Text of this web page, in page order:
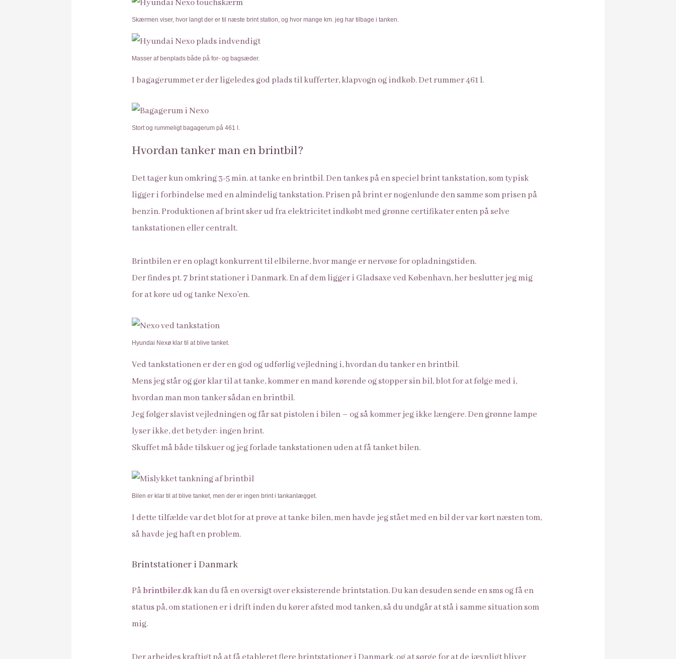
Skærmen viser, hvor langt der er til næste brint station, og hvor mange km. jeg har tilbage i tanken.
Masser af benplads både på for- og bagsæder.
I bagagerummet er der ligeledes god plads til kufferter, klapvogn og indkøb. Det rummer 461 l.
Stort og rummeligt bagagerum på 461 l.
Hvordan tanker man en brintbil?
Det tager kun omkring 3-5 min. at tanke en brintbil. Den tankes på en speciel brint tankstation, som typisk
ligger i forbindelse med en almindelig tankstation. Prisen på brint er nogenlunde den samme som prisen på
benzin. Produktionen af brint sker ud fra elektricitet indkøbt med grønne certifikater enten på selve
tankstationen eller centralt.
Brintbilen er en oplagt konkurrent til elbilerne, hvor mange er nervøse for opladningstiden.
Der findes pt. 7 brint stationer i Danmark. En af dem ligger i Gladsaxe ved København, her beslutter jeg mig
for at køre ud og tanke Nexo’en.
Hyundai Nexø klar til at blive tanket.
Ved tankstationen er der en god og udførlig vejledning i, hvordan du tanker en brintbil.
Mens jeg står og gør klar til at tanke, kommer en mand kørende og stopper sin bil, blot for at følge med i,
hvordan man mon tanker sådan en brintbil.
Jeg følger slavist vejledningen og får sat pistolen i bilen – og så kommer jeg ikke længere. Den grønne lampe
lyser ikke, det betyder: ingen brint.
Skuffet må både tilskuer og jeg forlade tankstationen uden at få tanket bilen.
Bilen er klar til at blive tanket, men der er ingen brint i tankanlægget.
I dette tilfælde var det blot for at prøve at tanke bilen, men havde jeg stået med en bil der var kørt næsten tom,
så havde jeg haft en problem.
Brintstationer i Danmark
Påbrintbiler.dkkan du få en oversigt over eksisterende brintstation. Du kan desuden sende en sms og få en
status på, om stationen er i drift inden du kører afsted mod tanken, så du undgår at stå i samme situation som
mig.